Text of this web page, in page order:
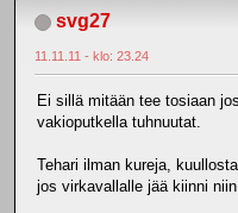
svg27
11.11.11 - klo: 23.24
Ei sillä mitään tee tosiaan
vakioputkella tuhnuutat.
Tehari ilman kureja,
jos virkavallalle jää kiinni